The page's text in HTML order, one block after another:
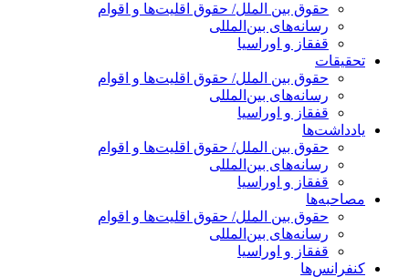
حقوق بین الملل/ حقوق اقلیت‌ها و اقوام
رسانه‌های بین‌المللی
قفقاز و اوراسیا
تحقیقات
حقوق بین الملل/ حقوق اقلیت‌ها و اقوام
رسانه‌های بین‌المللی
قفقاز و اوراسیا
یادداشت‌ها
حقوق بین الملل/ حقوق اقلیت‌ها و اقوام
رسانه‌های بین‌المللی
قفقاز و اوراسیا
مصاحبه‌ها
حقوق بین الملل/ حقوق اقلیت‌ها و اقوام
رسانه‌های بین‌المللی
قفقاز و اوراسیا
کنفرانس‌ها